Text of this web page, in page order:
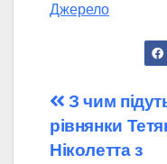
Джерело
записів
З чим
рівнянки
Ніколетта з